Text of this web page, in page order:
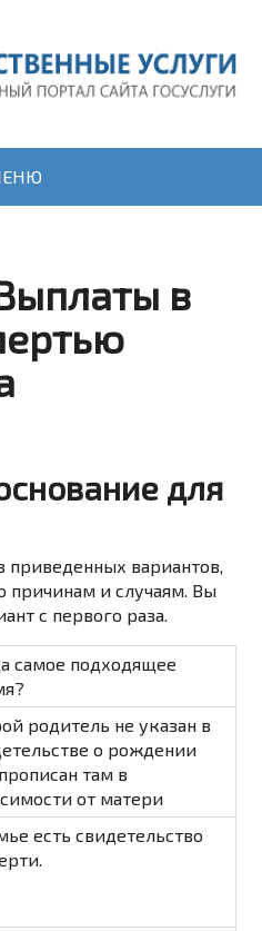
в
для
приведенных вариантов,
причинам и случаям. Вы
с первого раза.
самое подходящее
родитель не указан в
о рождении
там в
от матери
есть свидетельство